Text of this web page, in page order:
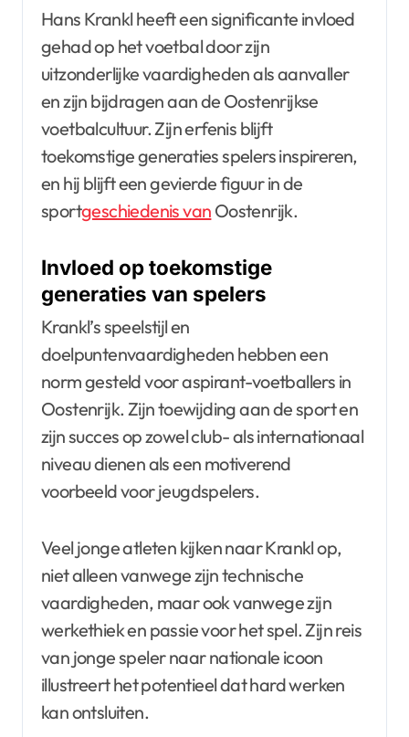
Hans Krankl heeft een significante invloed
gehad op het voetbal door zijn
uitzonderlijke vaardigheden als aanvaller
en zijn bijdragen aan de Oostenrijkse
voetbalcultuur. Zijn erfenis blijft
toekomstige generaties spelers inspireren,
en hij blijft een gevierde figuur in de
sportgeschiedenis van Oostenrijk.
Invloed op toekomstige
generaties van spelers
Krankl’s speelstijl en
doelpuntenvaardigheden hebben een
norm gesteld voor aspirant-voetballers in
Oostenrijk. Zijn toewijding aan de sport en
zijn succes op zowel club- als internationaal
niveau dienen als een motiverend
voorbeeld voor jeugdspelers.
Veel jonge atleten kijken naar Krankl op,
niet alleen vanwege zijn technische
vaardigheden, maar ook vanwege zijn
werkethiek en passie voor het spel. Zijn reis
van jonge speler naar nationale icoon
illustreert het potentieel dat hard werken
kan ontsluiten.